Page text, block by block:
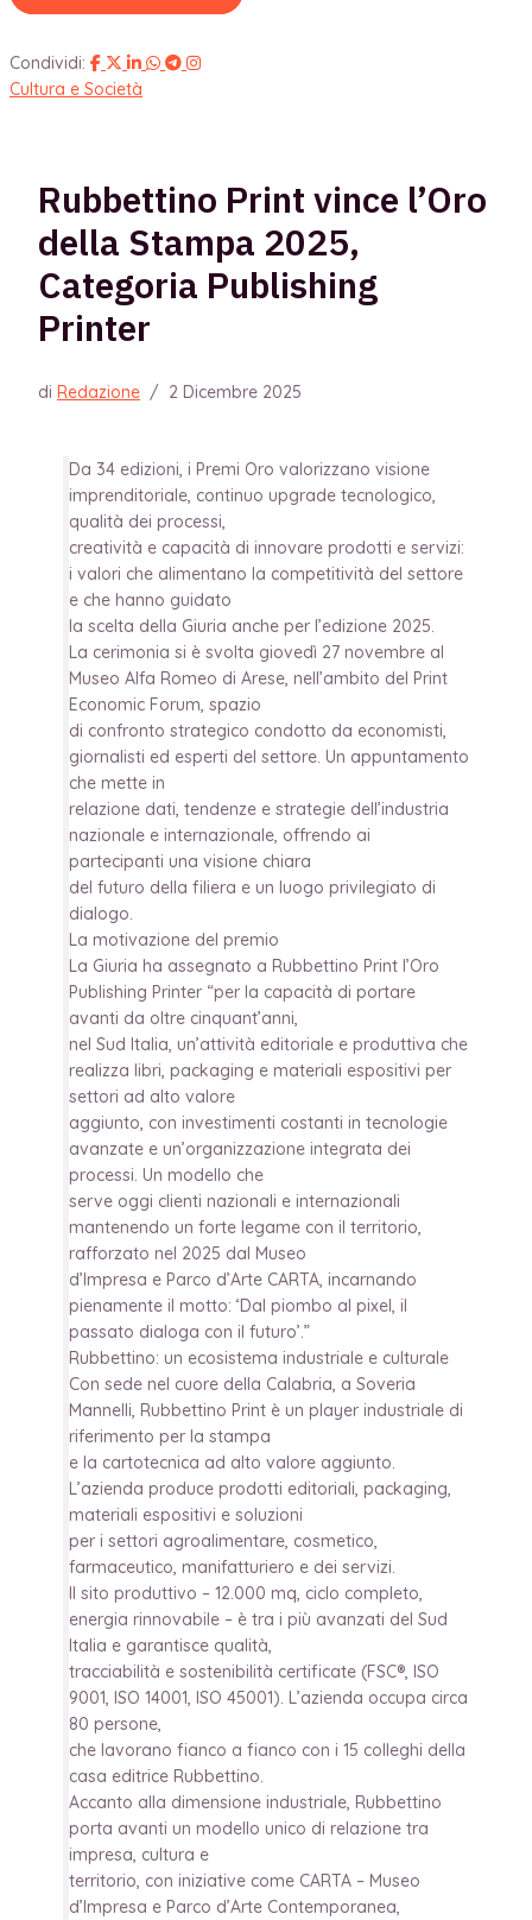
Condividi:
Cultura e Società
Rubbettino Print vince l’Oro
della Stampa 2025,
Categoria Publishing
Printer
di Redazione / 2 Dicembre 2025
Da 34 edizioni, i Premi Oro valorizzano visione
imprenditoriale, continuo upgrade tecnologico,
qualità dei processi,
creatività e capacità di innovare prodotti e servizi:
i valori che alimentano la competitività del settore
e che hanno guidato
la scelta della Giuria anche per l’edizione 2025.
La cerimonia si è svolta giovedì 27 novembre al
Museo Alfa Romeo di Arese, nell’ambito del Print
Economic Forum, spazio
di confronto strategico condotto da economisti,
giornalisti ed esperti del settore. Un appuntamento
che mette in
relazione dati, tendenze e strategie dell’industria
nazionale e internazionale, offrendo ai
partecipanti una visione chiara
del futuro della filiera e un luogo privilegiato di
dialogo.
La motivazione del premio
La Giuria ha assegnato a Rubbettino Print l’Oro
Publishing Printer “per la capacità di portare
avanti da oltre cinquant’anni,
nel Sud Italia, un’attività editoriale e produttiva che
realizza libri, packaging e materiali espositivi per
settori ad alto valore
aggiunto, con investimenti costanti in tecnologie
avanzate e un’organizzazione integrata dei
processi. Un modello che
serve oggi clienti nazionali e internazionali
mantenendo un forte legame con il territorio,
rafforzato nel 2025 dal Museo
d’Impresa e Parco d’Arte CARTA, incarnando
pienamente il motto: ‘Dal piombo al pixel, il
passato dialoga con il futuro’.”
Rubbettino: un ecosistema industriale e culturale
Con sede nel cuore della Calabria, a Soveria
Mannelli, Rubbettino Print è un player industriale di
riferimento per la stampa
e la cartotecnica ad alto valore aggiunto.
L’azienda produce prodotti editoriali, packaging,
materiali espositivi e soluzioni
per i settori agroalimentare, cosmetico,
farmaceutico, manifatturiero e dei servizi.
Il sito produttivo – 12.000 mq, ciclo completo,
energia rinnovabile – è tra i più avanzati del Sud
Italia e garantisce qualità,
tracciabilità e sostenibilità certificate (FSC®, ISO
9001, ISO 14001, ISO 45001). L’azienda occupa circa
80 persone,
che lavorano fianco a fianco con i 15 colleghi della
casa editrice Rubbettino.
Accanto alla dimensione industriale, Rubbettino
porta avanti un modello unico di relazione tra
impresa, cultura e
territorio, con iniziative come CARTA – Museo
d’Impresa e Parco d’Arte Contemporanea,